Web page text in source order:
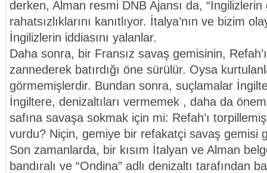
derken, Alman resmi DNB Ajansı da, “İngilizlerin
rahatsızlıklarını kanıtlıyor. İtalya’nın ve bizim
İngilizlerin iddiasını yalanlar.
Daha sonra, bir Fransız savaş gemisinin,
zannederek batırdığı öne sürülür. Oysa
görmemişlerdir. Bundan sonra, suçlamalar
İngiltere, denizaltıları vermemek , daha da
safına savaşa sokmak için mi: Refah’ı
vurdu? Niçin, gemiye bir refakatçi savaş gemisi
Son zamanlarda, bir kısım İtalyan ve Alman
bandıralı ve “Ondina” adlı denizaltı tarafından